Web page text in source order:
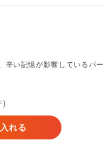
辛い記憶が影響しているパー
)
れる